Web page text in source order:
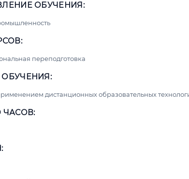
ОБУЧЕНИЯ:
переподготовка
дистанционных образовательных
ЧАСОВ: